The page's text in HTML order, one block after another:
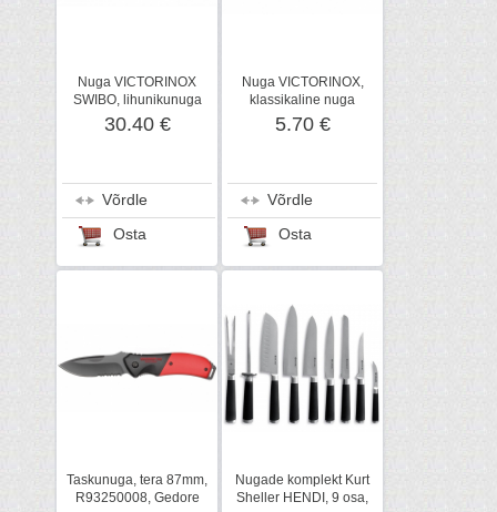
Nuga VICTORINOX
SWIBO, lihunikunuga
30.40 €
Võrdle
Osta
Nuga VICTORINOX,
klassikaline nuga
5.70 €
Võrdle
Osta
Taskunuga, tera 87mm,
R93250008, Gedore
Nugade komplekt Kurt
Sheller HENDI, 9 osa,